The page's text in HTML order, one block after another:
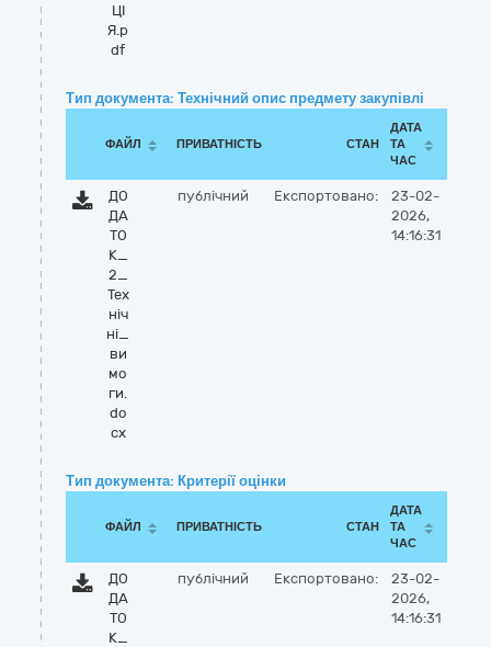
ЦІ
Я.p
df
Тип документа: Технічний опис предмету закупівлі
ФАЙЛ ПРИВАТНІСТЬ СТАН
ДАТА
ТА
ЧАС
ДО
ДА
ТО
К_
2_
Тех
ніч
ні_
ви
мо
ги.
do
cx
публічний Експортовано:
23-02-
2026,
14:16:31
Тип документа: Критерії оцінки
ФАЙЛ ПРИВАТНІСТЬ СТАН
ДАТА
ТА
ЧАС
ДО
ДА
ТО
К_
публічний Експортовано:
23-02-
2026,
14:16:31